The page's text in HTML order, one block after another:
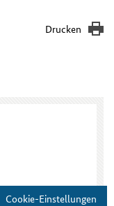
Drucken
Cookie-Einstellungen